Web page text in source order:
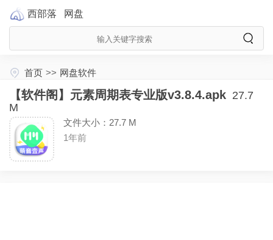
西部落 网盘
首页 >> 网盘软件
【软件阁】元素周期表专业版v3.8.4.apk 27.7
M
文件大小：27.7 M
1年前